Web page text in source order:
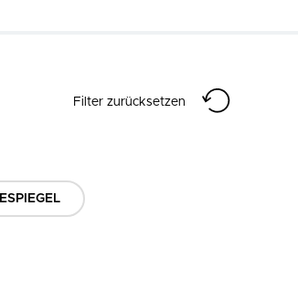
Filter zurücksetzen